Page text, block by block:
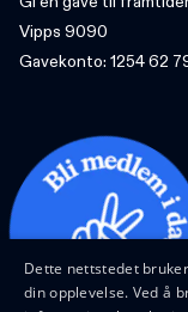
Vipps 9090
Gavekonto: 1254 62
Dette nettstedet
din opplevelse. Ved å